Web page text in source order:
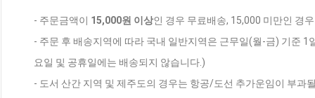
- 주문금액이 15,000원 이상인 경우 무료배송, 15,000 미만인 경
- 주문 후 배송지역에 따라 국내 일반지역은 근무일(월-금) 기준
요일 및 공휴일에는 배송되지 않습니다.)
- 도서 산간 지역 및 제주도의 경우는 항공/도선 추가운임이 부과